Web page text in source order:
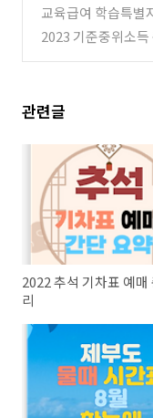
교육급여 학습특별
2023 기준중위소득
관련글
2022 추석 기차표 예매
리